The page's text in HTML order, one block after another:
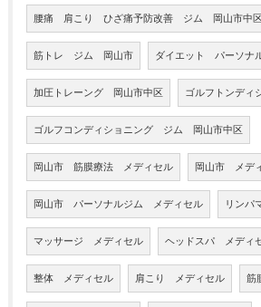
腰痛 肩こり ひざ痛予防改善 ジム 岡山市中
筋トレ ジム 岡山市 ダイエット パーソナ
加圧トレーング 岡山市中区 ゴルフトンデ
ゴルフコンディショニング ジム 岡山市中区
岡山市 筋膜療法 メディセル 岡山市 メデ
岡山市 パーソナルジム メディセル リンパ
マッサージ メディセル ヘッドスパ メディ
整体 メディセル 肩こり メディセル 筋